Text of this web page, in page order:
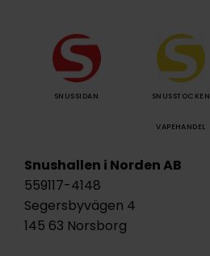
SNUSSIDAN SNUSSTOCKEN
VAPEHANDEL
Snushallen i Norden AB
559117-4148
Segersbyvägen 4
145 63 Norsborg